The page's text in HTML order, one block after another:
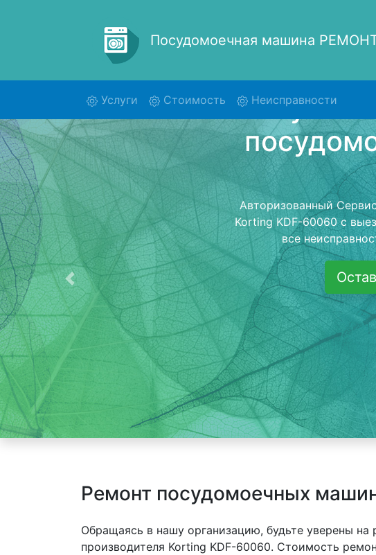
Посудомоечная машина
Услуги (current)Стоимость Неисправности
Ремонт
KDF-
Ремонт посудомоечных
обратно - с
посудомоечную машину
стоимость ремонта
Предыдущая
Ремонт посудомоечных
Обращаясь в нашу организацию, будьте уверены
производителя Korting KDF-60060. Стоимость